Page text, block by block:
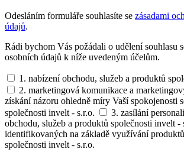
Odesláním formuláře souhlasíte se zásadami
údajů.
Rádi bychom Vás požádali o udělení souhlasu
osobních údajů k níže uvedeným účelům.
1. nabízení obchodu, služeb a produktů
2. marketingová komunikace a
získání názoru ohledně míry Vaší spokojenosti
společnosti invelt - s.r.o.
3. zasílání
obchodu, služeb a produktů společnosti invelt -
identifikovaných na základě využívání
společnosti invelt - s.r.o.